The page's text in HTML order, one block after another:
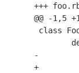
+++
@@ -1,5
class
-
+